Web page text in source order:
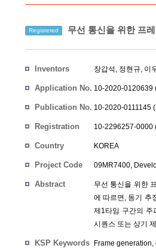
Registered 무선 통신을 위한 프
Inventors 장갑석 , 정현규, 이
Application No. 10-2020-0120639
Publication No. 10-2020-0111145
Registration
10-2296257-0000
Country KOREA
Project Code 09MR7400,
Abstract
무선 통신을 위한
에 따르면, 동기 추
제1타임 구간의 주
시퀀스 또는 상기
KSP Keywords Frame